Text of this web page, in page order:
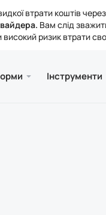
втрати коштів
Вам слід
ризик втрати
Інструменти